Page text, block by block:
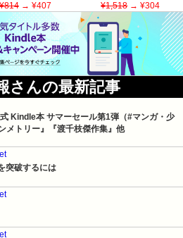
¥814→ ¥407 ¥1,518→ ¥304
さんの最新記事
Kindle本 サマーセール第1弾（#マンガ・少
メトリー』『渡千枝傑作集』他
突破するには